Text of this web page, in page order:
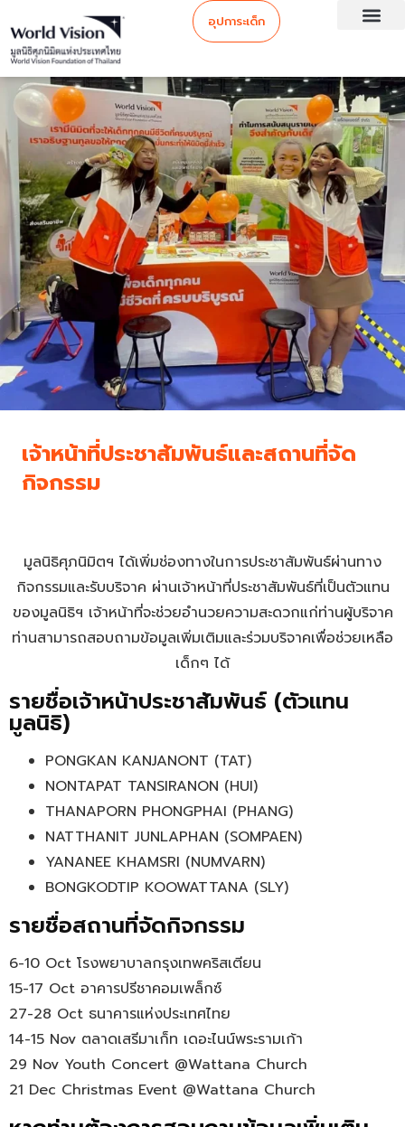
อุปการะเด็ก
เจ้าหน้าที่ประชาสัมพันธ์และสถานที่จัด
กิจกรรม
มูลนิธิศุภนิมิตฯ ได้เพิ่มช่องทางในการประชาสัมพันธ์ผ่านทาง
กิจกรรมและรับบริจาค ผ่านเจ้าหน้าที่ประชาสัมพันธ์ที่เป็นตัวแทน
ของมูลนิธิฯ เจ้าหน้าที่จะช่วยอำนวยความสะดวกแก่ท่านผู้บริจาค
ท่านสามารถสอบถามข้อมูลเพิ่มเติมและร่วมบริจาคเพื่อช่วยเหลือ
เด็กๆ ได้
รายชื่อเจ้าหน้าประชาสัมพันธ์ (ตัวแทน
มูลนิธิ)
PONGKAN KANJANONT (TAT)
NONTAPAT TANSIRANON (HUI)
THANAPORN PHONGPHAI (PHANG)
NATTHANIT JUNLAPHAN (SOMPAEN)
YANANEE KHAMSRI (NUMVARN)
BONGKODTIP KOOWATTANA (SLY)
รายชื่อสถานที่จัดกิจกรรม
6-10 Oct โรงพยาบาลกรุงเทพคริสเตียน
15-17 Oct อาคารปรีชาคอมเพล็กซ์
27-28 Oct ธนาคารแห่งประเทศไทย
14-15 Nov ตลาดเสรีมาเก็ท เดอะไนน์พระรามเก้า
29 Nov Youth Concert @Wattana Church
21 Dec Christmas Event @Wattana Church